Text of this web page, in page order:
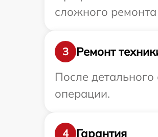
сложного
3
Ремонт
После
операции.
4
Гарантия